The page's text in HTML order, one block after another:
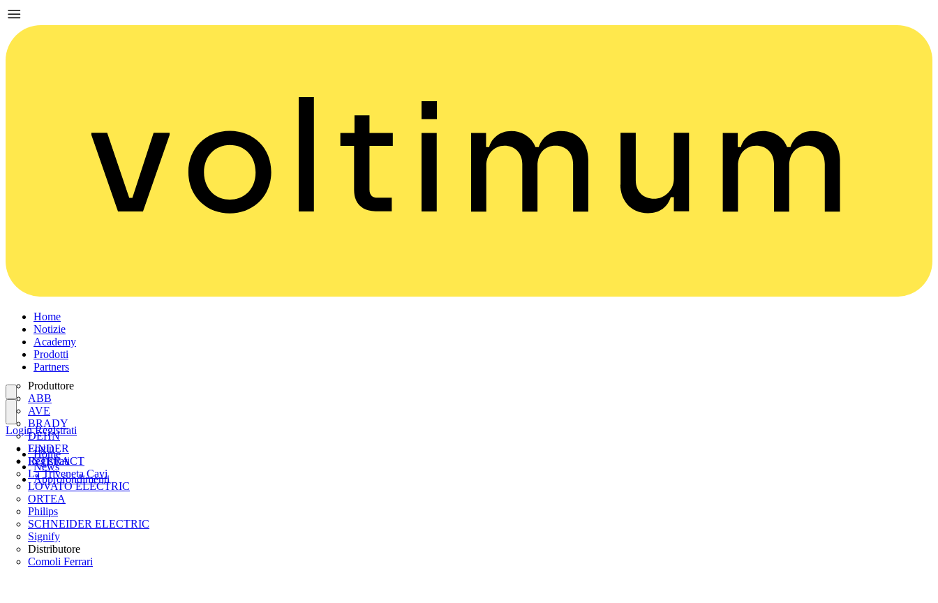
Home
Notizie
Academy
Prodotti
Partners
Produttore
ABB
AVE
BRADY
DEHN
FINDER
INTERACT
La Triveneta Cavi
LOVATO ELECTRIC
ORTEA
Philips
SCHNEIDER ELECTRIC
Signify
Distributore
Comoli Ferrari
Login
Registrati
Login Registrati
Home
News
Approfondimenti